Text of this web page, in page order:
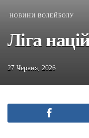
НОВИНИ ВОЛЕЙБОЛУ
Ліга
27 Червня, 2026